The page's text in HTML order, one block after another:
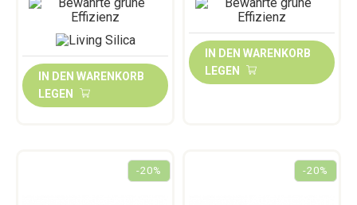
IN DEN WARENKORB
LEGEN
IN DEN WARENKORB
LEGEN
-20% -20%